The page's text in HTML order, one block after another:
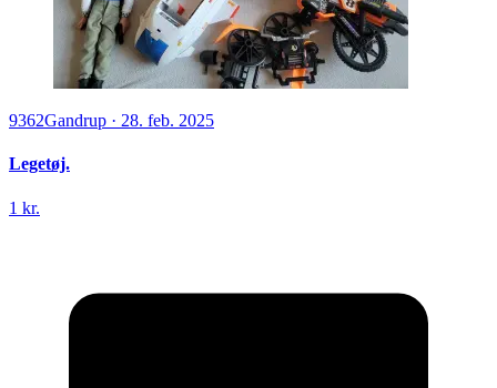
9362Gandrup · 28. feb. 2025
Legetøj.
1 kr.